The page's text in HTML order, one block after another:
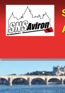
Panneau de